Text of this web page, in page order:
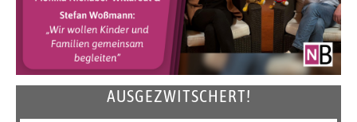
AUSGEZWITSCHERT!